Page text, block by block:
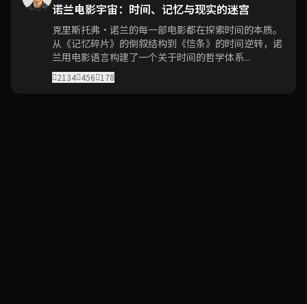
诺兰电影宇宙：时间、记忆与现实的迷宫
克里斯托弗·诺兰的每一部电影都在探索时间的本质。
从《记忆碎片》的倒叙结构到《信条》的时间逆转，诺
兰用电影语言构建了一个关于时间的哲学体系...
2134 456 178